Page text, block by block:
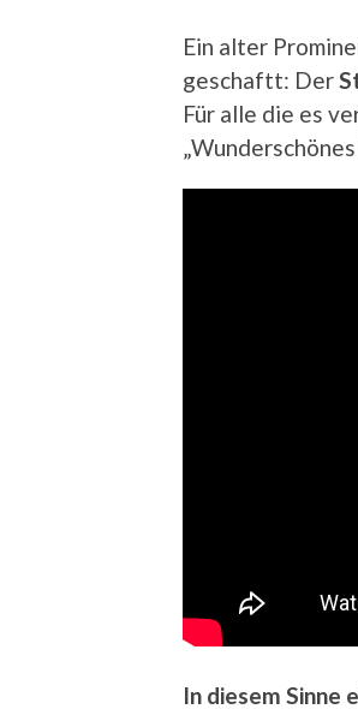
Ein alter
geschaftt: Der
Für alle die es
In diesem Sinne